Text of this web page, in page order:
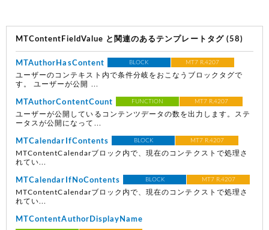
MTContentFieldValue と関連のあるテンプレートタグ (58)
MTAuthorHasContent BLOCK MT7 R.4207
ユーザーのコンテキスト内で条件分岐をおこなうブロックタグで
す。 ユーザーが公開 ...
MTAuthorContentCount FUNCTION MT7 R.4207
ユーザーが公開しているコンテンツデータの数を出力します。ステ
ータスが公開になって...
MTCalendarIfContents BLOCK MT7 R.4207
MTContentCalendarブロック内で、現在のコンテクストで処理さ
れてい...
MTCalendarIfNoContents BLOCK MT7 R.4207
MTContentCalendarブロック内で、現在のコンテクストで処理さ
れてい...
MTContentAuthorDisplayName